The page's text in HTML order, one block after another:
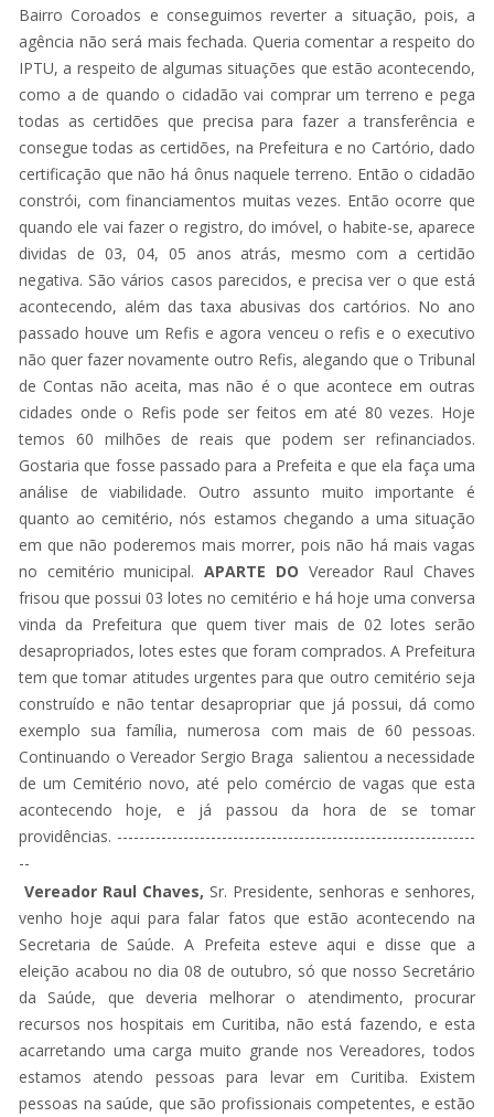
Bairro Coroados e conseguimos reverter a situação, pois, a
agência não será mais fechada. Queria comentar a respeito do
IPTU, a respeito de algumas situações que estão acontecendo,
como a de quando o cidadão vai comprar um terreno e pega
todas as certidões que precisa para fazer a transferência e
consegue todas as certidões, na Prefeitura e no Cartório, dado
certificação que não há ônus naquele terreno. Então o cidadão
constrói, com financiamentos muitas vezes. Então ocorre que
quando ele vai fazer o registro, do imóvel, o habite-se, aparece
dividas de 03, 04, 05 anos atrás, mesmo com a certidão
negativa. São vários casos parecidos, e precisa ver o que está
acontecendo, além das taxa abusivas dos cartórios. No ano
passado houve um Refis e agora venceu o refis e o executivo
não quer fazer novamente outro Refis, alegando que o Tribunal
de Contas não aceita, mas não é o que acontece em outras
cidades onde o Refis pode ser feitos em até 80 vezes. Hoje
temos 60 milhões de reais que podem ser refinanciados.
Gostaria que fosse passado para a Prefeita e que ela faça uma
análise de viabilidade. Outro assunto muito importante é
quanto ao cemitério, nós estamos chegando a uma situação
em que não poderemos mais morrer, pois não há mais vagas
no cemitério municipal.APARTE DO Vereador Raul Chaves
frisou que possui 03 lotes no cemitério e há hoje uma conversa
vinda da Prefeitura que quem tiver mais de 02 lotes serão
desapropriados, lotes estes que foram comprados. A Prefeitura
tem que tomar atitudes urgentes para que outro cemitério seja
construído e não tentar desapropriar que já possui, dá como
exemplo sua família, numerosa com mais de 60 pessoas.
Continuando o Vereador Sergio Braga salientou a necessidade
de um Cemitério novo, até pelo comércio de vagas que esta
acontecendo hoje, e já passou da hora de se tomar
providências. -----------------------------------------------------------------
--
Vereador Raul Chaves, Sr. Presidente, senhoras e senhores,
venho hoje aqui para falar fatos que estão acontecendo na
Secretaria de Saúde. A Prefeita esteve aqui e disse que a
eleição acabou no dia 08 de outubro, só que nosso Secretário
da Saúde, que deveria melhorar o atendimento, procurar
recursos nos hospitais em Curitiba, não está fazendo, e esta
acarretando uma carga muito grande nos Vereadores, todos
estamos atendo pessoas para levar em Curitiba. Existem
pessoas na saúde, que são profissionais competentes, e estão